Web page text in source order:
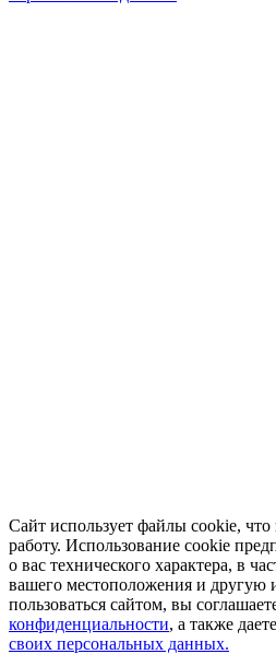
Сайт использует файлы cookie, что
работу. Использование cookie
о вас технического характера, в
вашего местоположения и
пользоваться сайтом, вы
конфиденциальности, а также
своих персональных данных.